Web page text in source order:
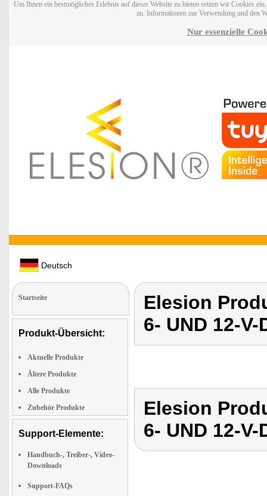
Um Ihnen ein bestmögliches Erlebnis auf dieser Website zu bieten setzen wir Cookies
zu. Informationen zur Verwendung und den
Nur essenzielle
Deutsch
Startseite
Produkt-Übersicht:
Aktuelle Produkte
Ältere Produkte
Alle Produkte
Zubehör Produkte
Support-Elemente:
Handbuch-, Treiber-, Video-
Downloads
Support-FAQs
Elesion
6- UND 12-V-
Elesion
6- UND 12-V-